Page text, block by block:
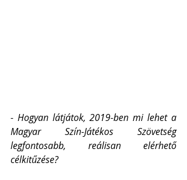
- Hogyan látjátok, 2019-ben mi lehet a
Magyar Szín-Játékos Szövetség
legfontosabb, reálisan elérhető
célkitűzése?